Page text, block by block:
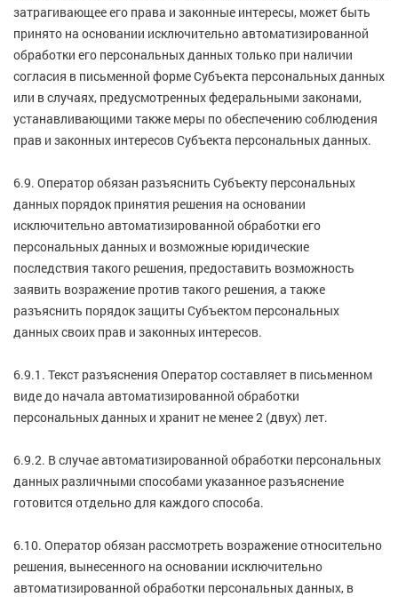
затрагивающее его права и законные интересы, может быть
принято на основании исключительно автоматизированной
обработки его персональных данных только при наличии
согласия в письменной форме Субъекта персональных данных
или в случаях, предусмотренных федеральными законами,
устанавливающими также меры по обеспечению соблюдения
прав и законных интересов Субъекта персональных данных.
6.9. Оператор обязан разъяснить Субъекту персональных
данных порядок принятия решения на основании
исключительно автоматизированной обработки его
персональных данных и возможные юридические
последствия такого решения, предоставить возможность
заявить возражение против такого решения, а также
разъяснить порядок защиты Субъектом персональных
данных своих прав и законных интересов.
6.9.1. Текст разъяснения Оператор составляет в письменном
виде до начала автоматизированной обработки
персональных данных и хранит не менее 2 (двух) лет.
6.9.2. В случае автоматизированной обработки персональных
данных различными способами указанное разъяснение
готовится отдельно для каждого способа.
6.10. Оператор обязан рассмотреть возражение относительно
решения, вынесенного на основании исключительно
автоматизированной обработки персональных данных, в